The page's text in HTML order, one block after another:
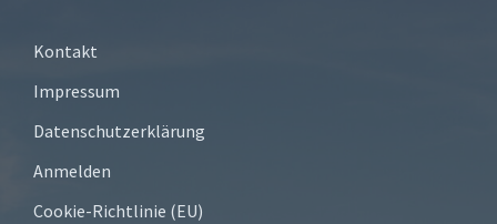
Kontakt
Impressum
Datenschutzerklärung
Anmelden
Cookie-Richtlinie (EU)